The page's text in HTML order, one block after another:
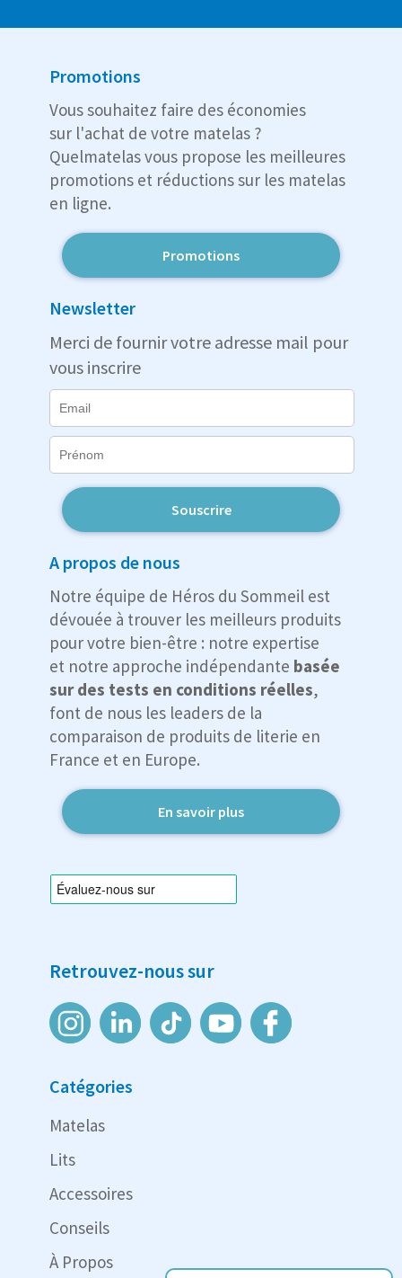
Promotions
Vous souhaitez faire des économies
sur l'achat de votre matelas ?
Quelmatelas vous propose les meilleures
promotions et réductions sur les matelas
en ligne.
Promotions
Newsletter
Merci de fournir votre adresse mail pour
vous inscrire
Souscrire
A propos de nous
Notre équipe de Héros du Sommeil est
dévouée à trouver les meilleurs produits
pour votre bien-être : notre expertise
et notre approche indépendante basée
sur des tests en conditions réelles,
font de nous les leaders de la
comparaison de produits de literie en
France et en Europe.
En savoir plus
Retrouvez-nous sur
Catégories
Matelas
Lits
Accessoires
Conseils
À Propos